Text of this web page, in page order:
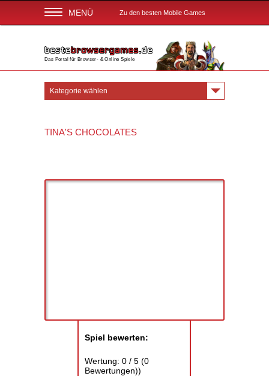
MENÜ Zu den besten Mobile Games
Das Portal für Browser- & Online Spiele
Kategorie wählen
TINA'S CHOCOLATES
Spiel bewerten:
Wertung: 0 / 5 (0
Bewertungen))